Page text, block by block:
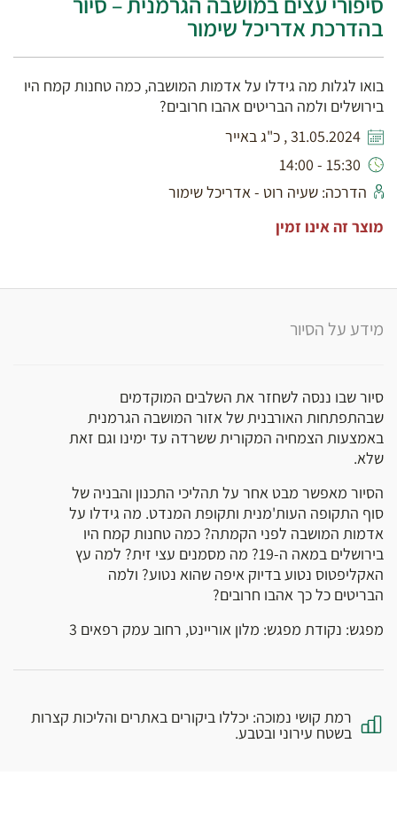
בהדרכת אדריכל שימור
בואו לגלות מה גידלו על אדמות המושבה, כמה טחנות קמח היו
בירושלים ולמה הבריטים אהבו חרובים?
31.05.2024 , כ"ג באייר
15:30 - 14:00
הדרכה: שעיה רוט - אדריכל שימור
מוצר זה אינו זמין
מידע על הסיור
סיור שבו ננסה לשחזר את השלבים המוקדמים
שבהתפתחות האורבנית של אזור המושבה הגרמנית
באמצעות הצמחיה המקורית ששרדה עד ימינו וגם זאת
שלא.
הסיור מאפשר מבט אחר על תהליכי התכנון והבניה של
סוף התקופה העות'מנית ותקופת המנדט. מה גידלו על
אדמות המושבה לפני הקמתה? כמה טחנות קמח היו
בירושלים במאה ה-19? מה מסמנים עצי זית? למה עץ
האקליפטוס נטוע בדיוק איפה שהוא נטוע? ולמה
הבריטים כל כך אהבו חרובים?
מפגש: נקודת מפגש: מלון אוריינט, רחוב עמק רפאים 3
רמת קושי נמוכה: יכללו ביקורים באתרים והליכות קצרות
בשטח עירוני ובטבע.